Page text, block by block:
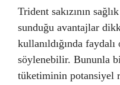
Trident sakızının
sunduğu avantajlar
kullanıldığında
söylenebilir. Bununla
tüketiminin potansiyel